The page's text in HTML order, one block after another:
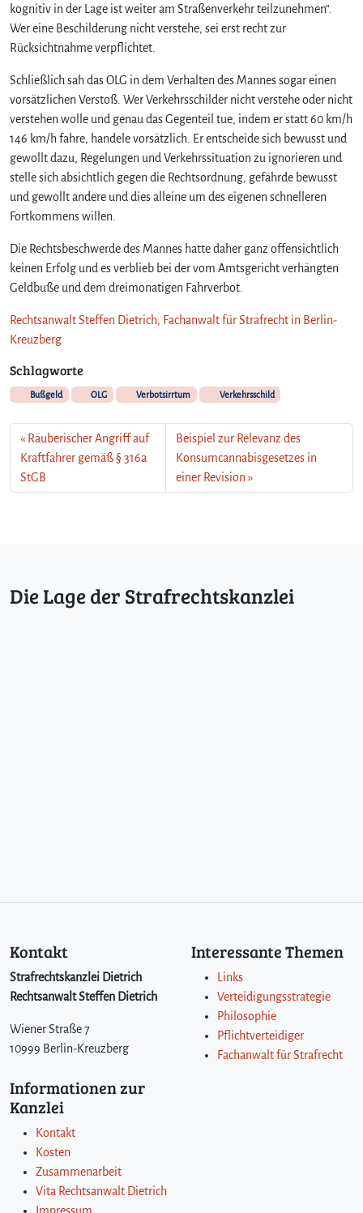
kognitiv in der Lage ist weiter am Straßenverkehr teilzunehmen“.
Wer eine Beschilderung nicht verstehe, sei erst recht zur
Rücksichtnahme verpflichtet.
Schließlich sah das OLG in dem Verhalten des Mannes sogar einen
vorsätzlichen Verstoß. Wer Verkehrsschilder nicht verstehe oder nicht
verstehen wolle und genau das Gegenteil tue, indem er statt 60 km/h
146 km/h fahre, handele vorsätzlich. Er entscheide sich bewusst und
gewollt dazu, Regelungen und Verkehrssituation zu ignorieren und
stelle sich absichtlich gegen die Rechtsordnung, gefährde bewusst
und gewollt andere und dies alleine um des eigenen schnelleren
Fortkommens willen.
Die Rechtsbeschwerde des Mannes hatte daher ganz offensichtlich
keinen Erfolg und es verblieb bei der vom Amtsgericht verhängten
Geldbuße und dem dreimonatigen Fahrverbot.
Rechtsanwalt Steffen Dietrich, Fachanwalt für Strafrecht in Berlin-
Kreuzberg
Schlagworte
Bußgeld OLG Verbotsirrtum Verkehrsschild
Räuberischer Angriff auf
Kraftfahrer gemäß § 316a
StGB
Beispiel zur Relevanz des
Konsumcannabisgesetzes in
einer Revision
Die Lage der Strafrechtskanzlei
Kontakt
Strafrechtskanzlei Dietrich
Rechtsanwalt Steffen Dietrich
Wiener Straße 7
10999 Berlin-Kreuzberg
Interessante Themen
Links
Verteidigungsstrategie
Philosophie
Pflichtverteidiger
Fachanwalt für Strafrecht
Informationen zur
Kanzlei
Kontakt
Kosten
Zusammenarbeit
Vita Rechtsanwalt Dietrich